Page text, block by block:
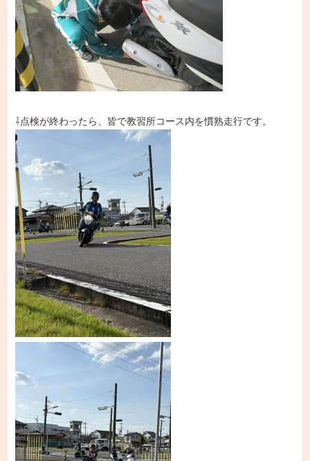
⇩点検が終わったら、皆で教習所コース内を慣熟走行です。